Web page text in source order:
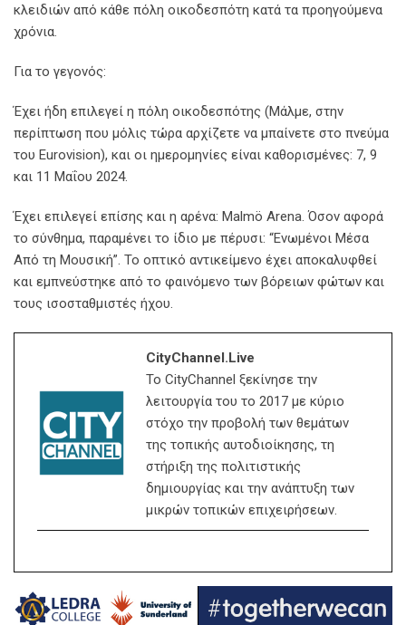
κλειδιών από κάθε πόλη οικοδεσπότη κατά τα προηγούμενα
χρόνια.
Για το γεγονός:
Έχει ήδη επιλεγεί η πόλη οικοδεσπότης (Μάλμε, στην
περίπτωση που μόλις τώρα αρχίζετε να μπαίνετε στο πνεύμα
του Eurovision), και οι ημερομηνίες είναι καθορισμένες: 7, 9
και 11 Μαΐου 2024.
Έχει επιλεγεί επίσης και η αρένα: Malmö Arena. Όσον αφορά
το σύνθημα, παραμένει το ίδιο με πέρυσι: “Ενωμένοι Μέσα
Από τη Μουσική”. Το οπτικό αντικείμενο έχει αποκαλυφθεί
και εμπνεύστηκε από το φαινόμενο των βόρειων φώτων και
τους ισοσταθμιστές ήχου.
CityChannel.live
Το CityChannel ξεκίνησε την
λειτουργία του το 2017 με κύριο
στόχο την προβολή των θεμάτων
της τοπικής αυτοδιοίκησης, τη
στήριξη της πολιτιστικής
δημιουργίας και την ανάπτυξη των
μικρών τοπικών επιχειρήσεων.